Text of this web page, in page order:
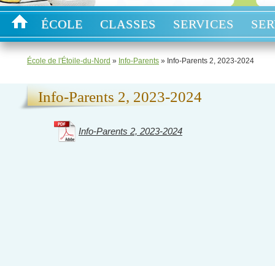
ÉCOLE CLASSES SERVICES
École de l'Étoile-du-Nord » Info-Parents » Info-Parents 2, 2023-2024
Info-Parents 2, 2023-2024
Info-Parents 2, 2023-2024